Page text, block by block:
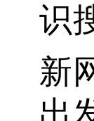
识
新
出